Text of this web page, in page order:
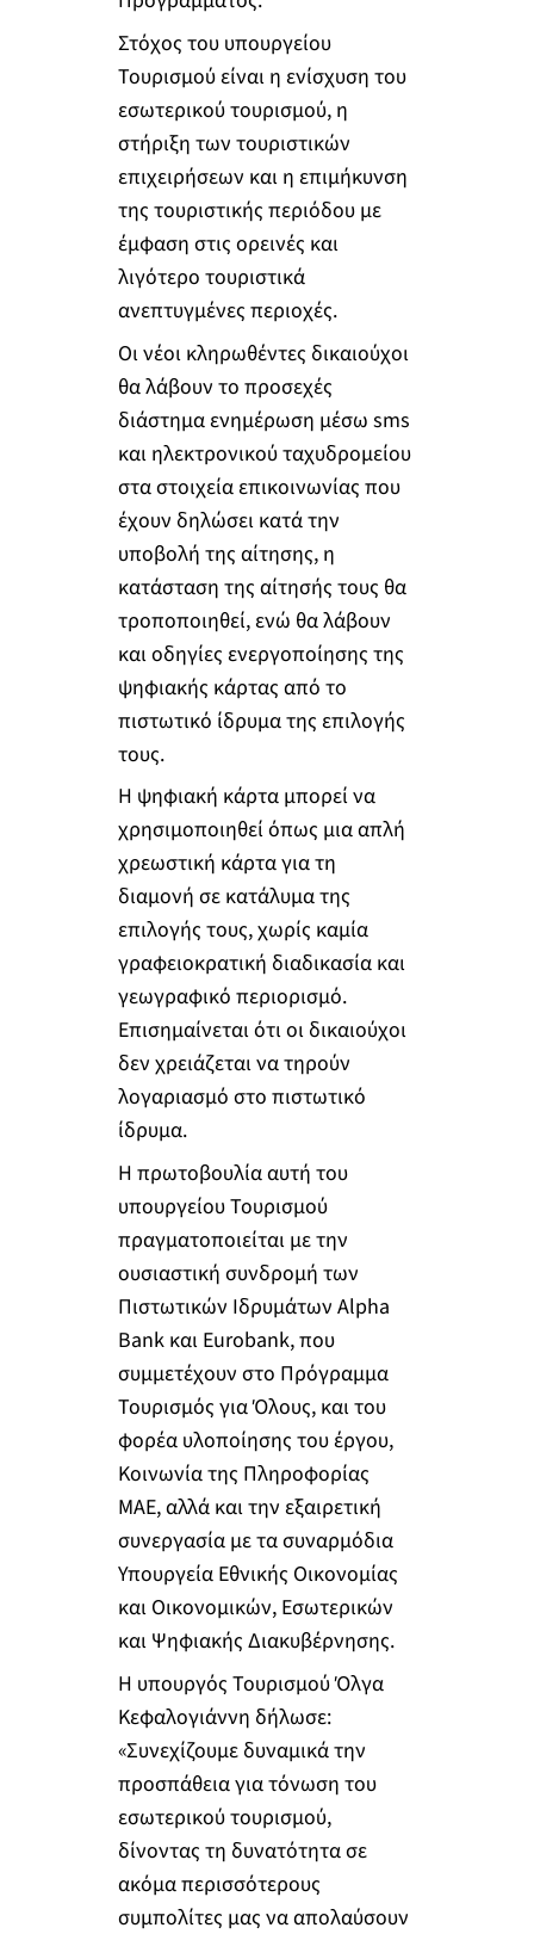
Στόχος του υπουργείου
Τουρισμού είναι η ενίσχυση του
εσωτερικού τουρισμού, η
στήριξη των τουριστικών
επιχειρήσεων και η επιμήκυνση
της τουριστικής περιόδου με
έμφαση στις ορεινές και
λιγότερο τουριστικά
ανεπτυγμένες περιοχές.
Οι νέοι κληρωθέντες δικαιούχοι
θα λάβουν το προσεχές
διάστημα ενημέρωση μέσω sms
και ηλεκτρονικού ταχυδρομείου
στα στοιχεία επικοινωνίας που
έχουν δηλώσει κατά την
υποβολή της αίτησης, η
κατάσταση της αίτησής τους θα
τροποποιηθεί, ενώ θα λάβουν
και οδηγίες ενεργοποίησης της
ψηφιακής κάρτας από το
πιστωτικό ίδρυμα της επιλογής
τους.
Η ψηφιακή κάρτα μπορεί να
χρησιμοποιηθεί όπως μια απλή
χρεωστική κάρτα για τη
διαμονή σε κατάλυμα της
επιλογής τους, χωρίς καμία
γραφειοκρατική διαδικασία και
γεωγραφικό περιορισμό.
Επισημαίνεται ότι οι δικαιούχοι
δεν χρειάζεται να τηρούν
λογαριασμό στο πιστωτικό
ίδρυμα.
Η πρωτοβουλία αυτή του
υπουργείου Τουρισμού
πραγματοποιείται με την
ουσιαστική συνδρομή των
Πιστωτικών Ιδρυμάτων Alpha
Bank και Eurobank, που
συμμετέχουν στο Πρόγραμμα
Τουρισμός για Όλους, και του
φορέα υλοποίησης του έργου,
Κοινωνία της Πληροφορίας
ΜΑΕ, αλλά και την εξαιρετική
συνεργασία με τα συναρμόδια
Υπουργεία Εθνικής Οικονομίας
και Οικονομικών, Εσωτερικών
και Ψηφιακής Διακυβέρνησης.
Η υπουργός Τουρισμού Όλγα
Κεφαλογιάννη δήλωσε:
«Συνεχίζουμε δυναμικά την
προσπάθεια για τόνωση του
εσωτερικού τουρισμού,
δίνοντας τη δυνατότητα σε
ακόμα περισσότερους
συμπολίτες μας να απολαύσουν